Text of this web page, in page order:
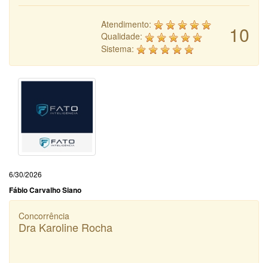
10
Atendimento:
Qualidade:
Sistema:
6/30/2026
Fábio Carvalho Siano
Concorrência
Dra Karoline Rocha